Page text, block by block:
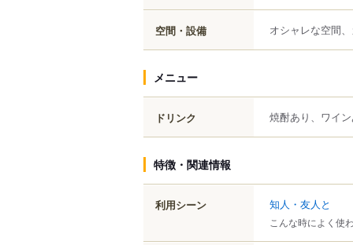
空間・設備 オシャレな空間
メニュー
ドリンク 焼酎あり、ワイ
特徴・関連情報
利用シーン 知人・友人と
こんな時によく使